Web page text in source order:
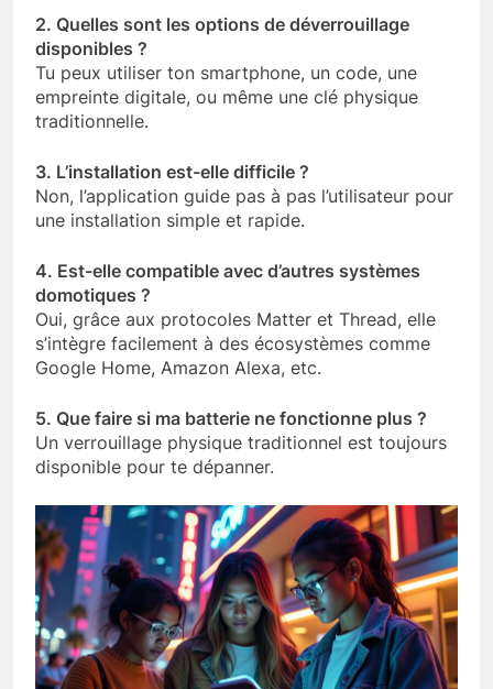
2. Quelles sont les options de déverrouillage
disponibles ?
Tu peux utiliser ton smartphone, un code, une
empreinte digitale, ou même une clé physique
traditionnelle.
3. L’installation est-elle difficile ?
Non, l’application guide pas à pas l’utilisateur pour
une installation simple et rapide.
4. Est-elle compatible avec d’autres systèmes
domotiques ?
Oui, grâce aux protocoles Matter et Thread, elle
s’intègre facilement à des écosystèmes comme
Google Home, Amazon Alexa, etc.
5. Que faire si ma batterie ne fonctionne plus ?
Un verrouillage physique traditionnel est toujours
disponible pour te dépanner.